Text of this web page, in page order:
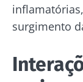
surgimento
Junte-se à
receba "The
sobre a